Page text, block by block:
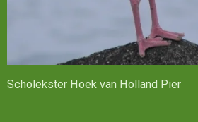
Scholekster Hoek van Holland Pier